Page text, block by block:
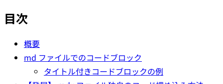
目次
概要
md ファイルでのコードブロック
タイトル付きコードブロックの例